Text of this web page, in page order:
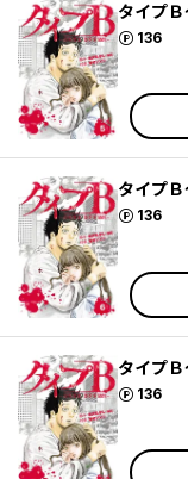
タイプ
136
ポイント
タイプ
136
ポイント
タイプ
136
ポイント